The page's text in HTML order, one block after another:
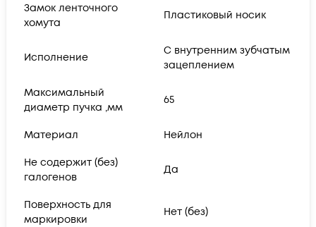
Замок ленточного
хомута
Пластиковый носик
Исполнение
С внутренним зубчатым
зацеплением
Максимальный
диаметр пучка ,мм
65
Материал Нейлон
Не содержит (без)
галогенов
Да
Поверхность для
маркировки
Нет (без)